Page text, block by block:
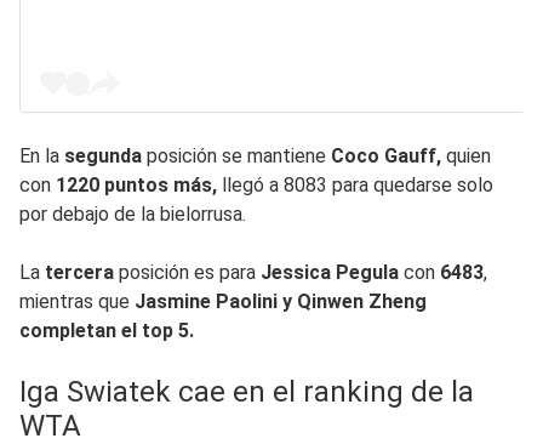
En la segunda posición se mantiene Coco Gauff, quien
con 1220 puntos más, llegó a 8083 para quedarse solo
por debajo de la bielorrusa.
La tercera posición es para Jessica Pegula con 6483,
mientras que Jasmine Paolini y Qinwen Zheng
completan el top 5.
Iga Swiatek cae en el ranking de la
WTA